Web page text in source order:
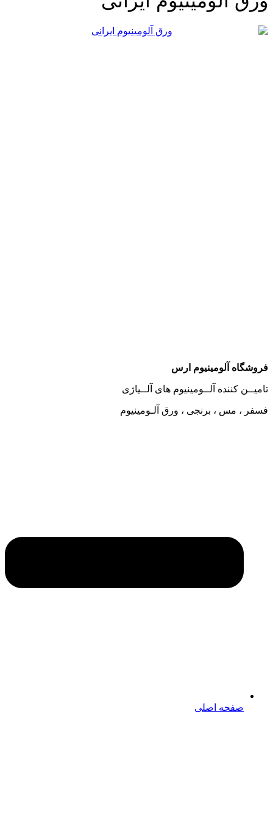
آلومینیوم ارس
کننده آلــومینیوم های آلــیاژی
، مس ، برنجی ، ورق آلـومینیوم
صفحه اصلی